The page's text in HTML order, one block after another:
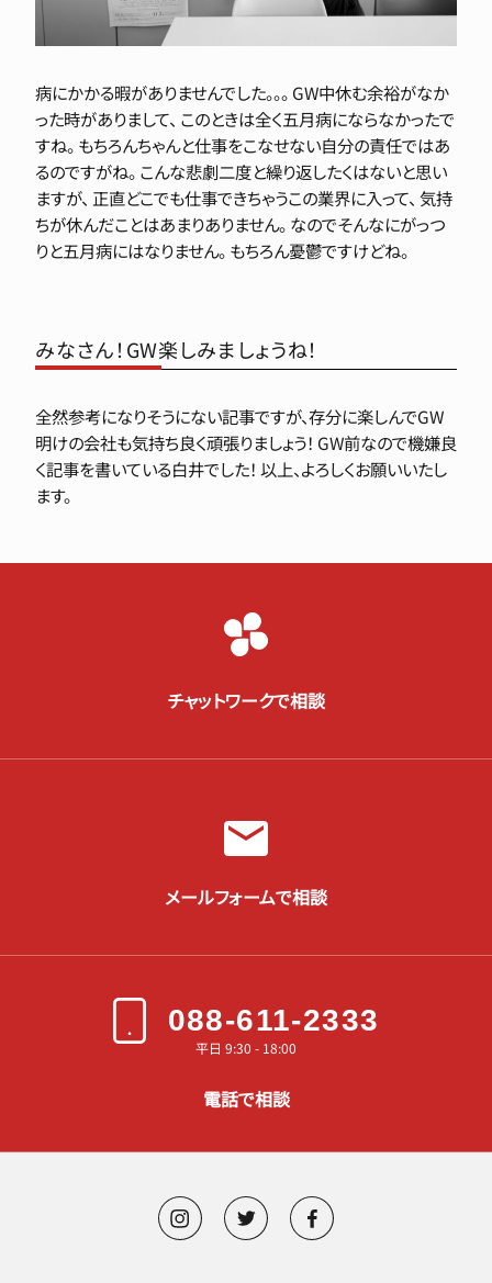
病にかかる暇がありませんでした。。。 GW中休む余裕がなか
った時がありまして、 このときは全く五月病にならなかったで
すね。 もちろんちゃんと仕事をこなせない自分の責任ではあ
るのですがね。 こんな悲劇二度と繰り返したくはないと思い
ますが、 正直どこでも仕事できちゃうこの業界に入って、 気持
ちが休んだことはあまりありません。 なのでそんなにがっつ
りと五月病にはなりません。 もちろん憂鬱ですけどね。
みなさん！GW楽しみましょうね！
全然参考になりそうにない記事ですが、存分に楽しんでGW
明けの会社も気持ち良く頑張りましょう！ GW前なので機嫌良
く記事を書いている白井でした！ 以上、よろしくお願いいたし
ます。
チャットワークで相談
メールフォームで相談
088-611-2333
平日 9:30 - 18:00
電話で相談